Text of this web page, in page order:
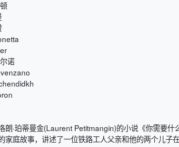
诺
蒂曼金(Laurent Petitmangin)的小说《你需要什
家庭故事，讲述了一位铁路工人父亲和他的两个儿子